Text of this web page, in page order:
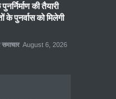
की तैयारी
के पुनर्वास को मिलेगी
समाचार August 6, 2026